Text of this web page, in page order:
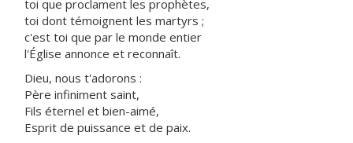
toi que proclament les prophètes,
toi dont témoignent les martyrs ;
c'est toi que par le monde entier
l'Église annonce et reconnaît.
Dieu, nous t'adorons :
Père infiniment saint,
Fils éternel et bien-aimé,
Esprit de puissance et de paix.